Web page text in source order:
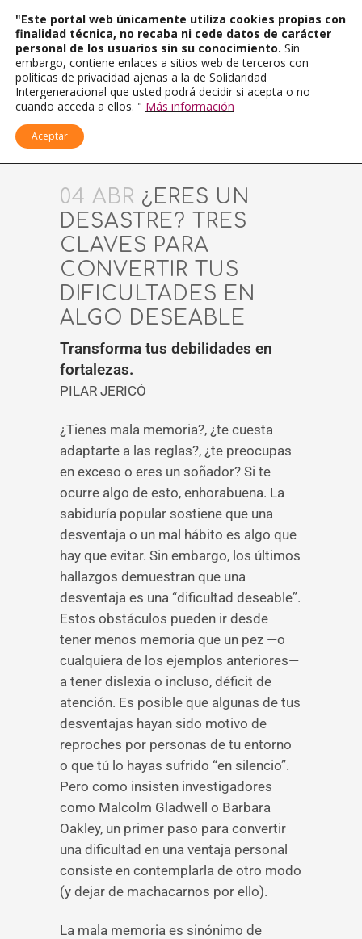
04 ABR ¿ERES UN
DESASTRE? TRES
CLAVES PARA
CONVERTIR TUS
DIFICULTADES EN
ALGO DESEABLE
Transforma tus debilidades en
fortalezas.
PILAR JERICÓ
¿Tienes mala memoria?, ¿te cuesta
adaptarte a las reglas?, ¿te preocupas
en exceso o eres un soñador? Si te
ocurre algo de esto, enhorabuena. La
sabiduría popular sostiene que una
desventaja o un mal hábito es algo que
hay que evitar. Sin embargo, los últimos
hallazgos demuestran que una
desventaja es una “dificultad deseable”.
Estos obstáculos pueden ir desde
tener menos memoria que un pez —o
cualquiera de los ejemplos anteriores—
a tener dislexia o incluso, déficit de
atención. Es posible que algunas de tus
desventajas hayan sido motivo de
reproches por personas de tu entorno
o que tú lo hayas sufrido “en silencio”.
Pero como insisten investigadores
como Malcolm Gladwell o Barbara
Oakley, un primer paso para convertir
una dificultad en una ventaja personal
consiste en contemplarla de otro modo
(y dejar de machacarnos por ello).
La mala memoria es sinónimo de
"Este portal web únicamente utiliza cookies propias con
finalidad técnica, no recaba ni cede datos de carácter
personal de los usuarios sin su conocimiento. Sin
embargo, contiene enlaces a sitios web de terceros con
políticas de privacidad ajenas a la de Solidaridad
Intergeneracional que usted podrá decidir si acepta o no
cuando acceda a ellos. " Más información
Aceptar